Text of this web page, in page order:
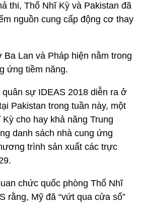
thi, Thổ Nhĩ Kỳ và Pakistan đã
nguồn cung cấp động cơ thay
Ba Lan và Pháp hiện nằm trong
ứng tiềm năng.
quân sự IDEAS 2018 diễn ra ở
Pakistan trong tuần này, một
cho hay khả năng Trung
danh sách nhà cung ứng
trình sản xuất các trực
chức quốc phòng Thổ Nhĩ
rằng, Mỹ đã “vứt qua cửa sổ”